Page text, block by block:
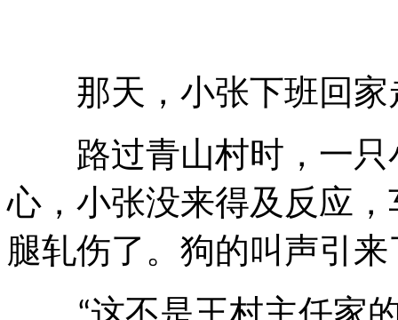
那天，小张下班回家
路过青山村时，一只
心，小张没来得及反应
腿轧伤了。狗的叫声引